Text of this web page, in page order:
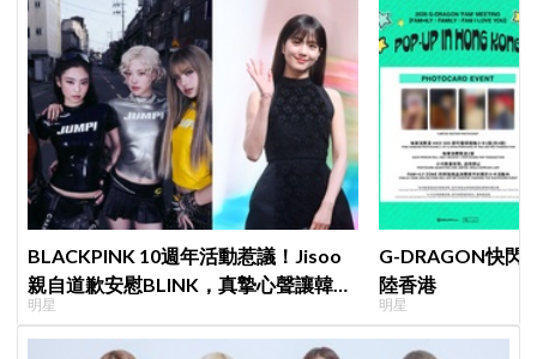
BLACKPINK 10週年活動惹議！Jisoo
親自道歉安慰BLINK，真摯心聲讓韓網
直呼：「看了心裡好暖」
明星
G-DRAGON快閃
陸香港
明星